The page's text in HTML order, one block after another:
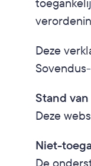
Deze
Stand
Deze
Niet-
De